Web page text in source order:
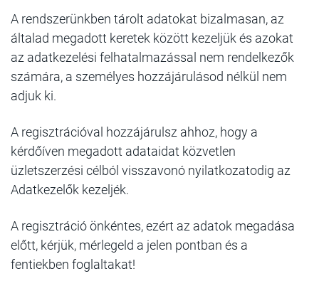
A rendszerünkben tárolt adatokat bizalmasan, az
általad megadott keretek között kezeljük és azokat
az adatkezelési felhatalmazással nem rendelkezők
számára, a személyes hozzájárulásod nélkül nem
adjuk ki.
A regisztrációval hozzájárulsz ahhoz, hogy a
kérdőíven megadott adataidat közvetlen
üzletszerzési célból visszavonó nyilatkozatodig az
Adatkezelők kezeljék.
A regisztráció önkéntes, ezért az adatok megadása
előtt, kérjük, mérlegeld a jelen pontban és a
fentiekben foglaltakat!